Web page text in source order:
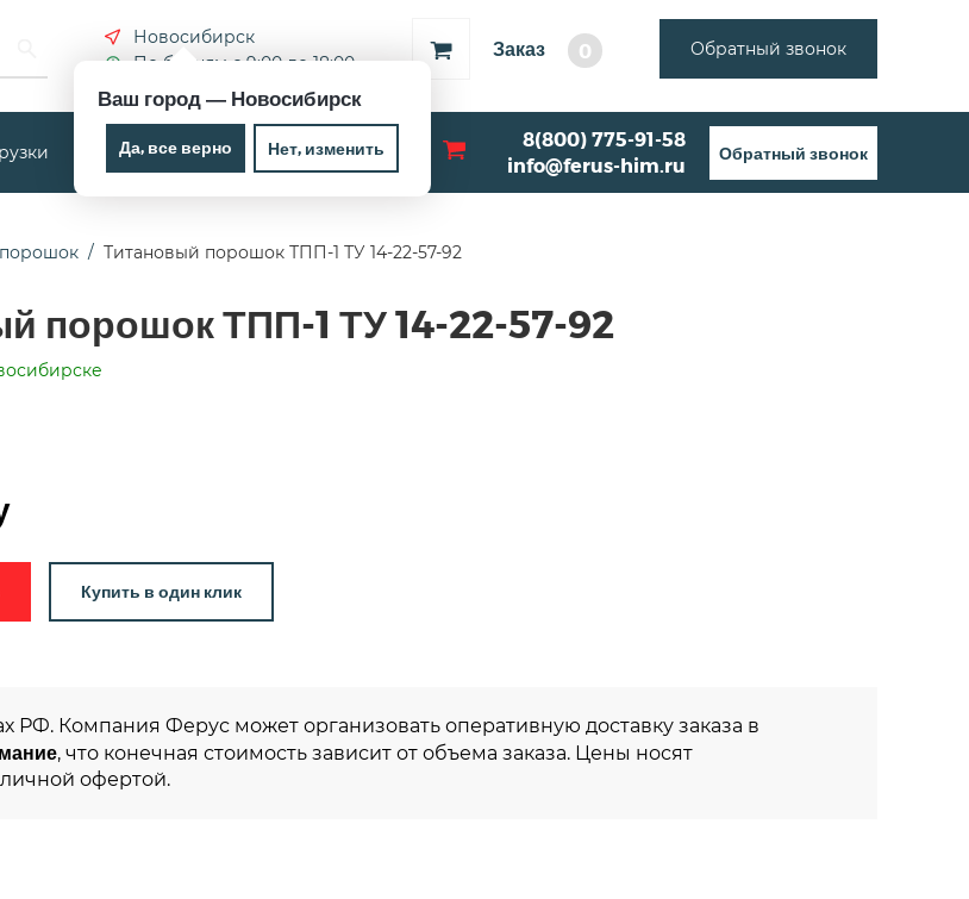
Новосибирск
Ваш город — Новосибирск
Да, все верно Нет, изменить
По будням с 9:00 до 18:00
Заказ 0 Обратный звонок
Новости Контакты
8(800) 775-91-58
info@ferus-him.ru
Обратный звонок
Титановый порошок ТПП-1 ТУ 14-22-57-92
порошок ТПП-1 ТУ 14-22-57-92
Купить в один клик
РФ. Компания Ферус может организовать оперативную доставку заказа в
, что конечная стоимость зависит от объема заказа. Цены носят
офертой.